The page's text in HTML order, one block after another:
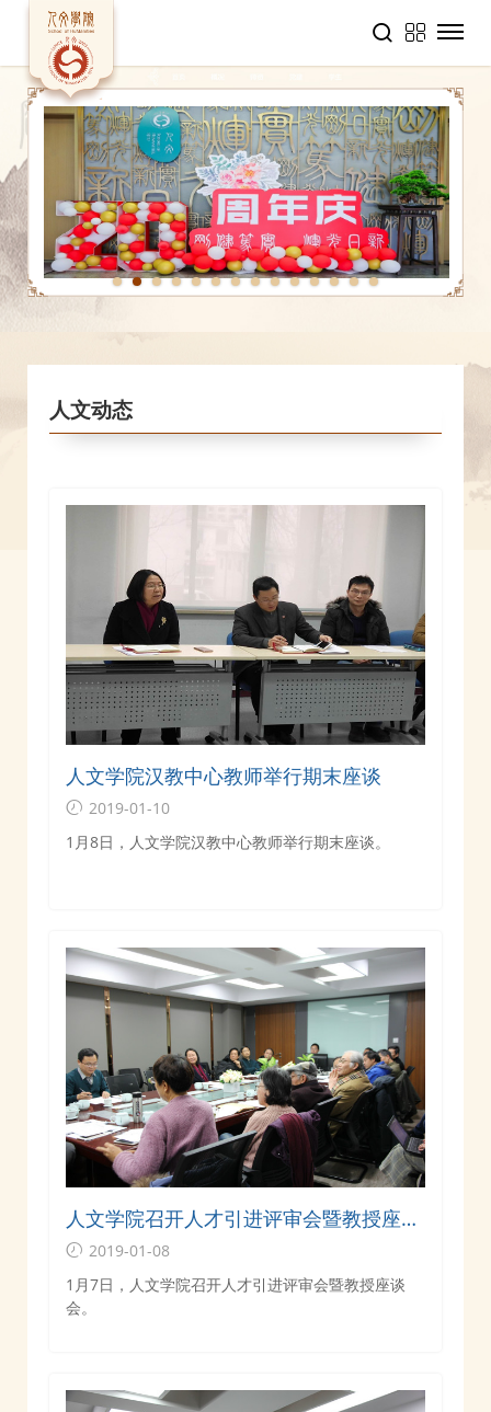
4 5 6 7 8 9 10 11 12 13 14
人文动态
人文学院汉教中心教师举行期末座谈
2019-01-10
1月8日，人文学院汉教中心教师举行期末座谈。
人文学院召开人才引进评审会暨教授座谈
会 2019-01-08
1月7日，人文学院召开人才引进评审会暨教授座谈
会。